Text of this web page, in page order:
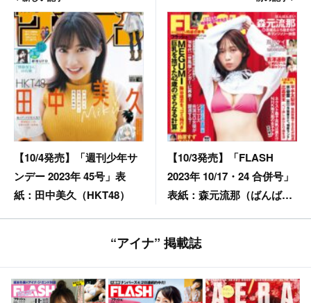
【10/4発売】「週刊少年サ
ンデー 2023年 45号」表
紙：田中美久（HKT48）
【10/3発売】「FLASH
2023年 10/17・24 合併号」
表紙：森元流那（ばんばん
榛香 山手梨愛
“アイナ” 掲載誌